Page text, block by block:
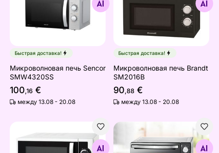
Найдите похожие
Быстрая доставка!
Микроволновая печь Sencor
SMW4320SS
100,16 €
между 13.08 - 20.08
Найдите похожие
Быстрая доставка!
Микроволновая печь Brandt
SM2016B
90,88 €
между 13.08 - 20.08
Микроволновая печь Brandt SM2500W
Найдите похожие
Настольная духовка
Найдите похожие